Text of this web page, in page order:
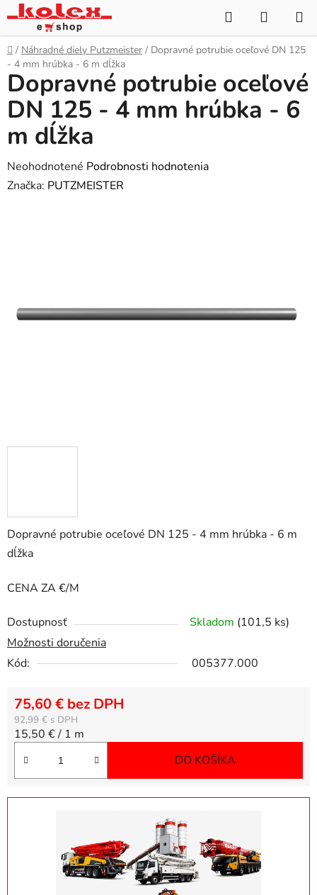
Prejsť
na
obsah
Hľadať
KOŠÍK
Domov
/ Náhradné diely Putzmeister / Dopravné potrubie oceľové DN 125
- 4 mm hrúbka - 6 m dĺžka
Dopravné potrubie oceľové DN 125 - 4 mm hrúbka - 6 m
dĺžka
CENA ZA €/M
Dostupnosť Skladom (101,5 ks)
Možnosti doručenia
Kód:
005377.000
92,99 €
75,60 € bez DPH
Jednotková cena:
15,50 € / 1 m
DO KOŠÍKA
Dopravné potrubie oceľové
DN 125 - 4 mm hrúbka - 6
m dĺžka
Priemerné
hodnotenie
Neohodnotené Podrobnosti hodnotenia
Značka: PUTZMEISTER